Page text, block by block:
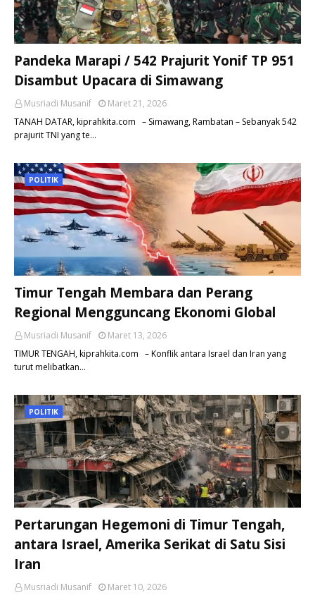
Pandeka Marapi / 542 Prajurit Yonif TP 951
Disambut Upacara di Simawang
Musriadi Musanif
Maret 21, 2026
TANAH DATAR, kiprahkita.com – Simawang, Rambatan – Sebanyak 542
prajurit TNI yang te…
POLITIK
Timur Tengah Membara dan Perang
Regional Mengguncang Ekonomi Global
Musriadi Musanif
Maret 13, 2026
TIMUR TENGAH, kiprahkita.com – Konflik antara Israel dan Iran yang
turut melibatkan…
POLITIK
Pertarungan Hegemoni di Timur Tengah,
antara Israel, Amerika Serikat di Satu Sisi
Iran
Musriadi Musanif
Maret 10, 2026